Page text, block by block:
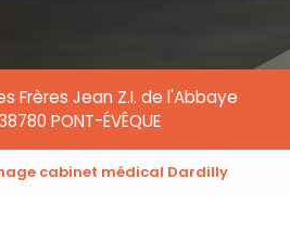
Frères Jean Z.I. de l'Abbaye
PONT-ÉVÊQUE
cabinet médical Dardilly